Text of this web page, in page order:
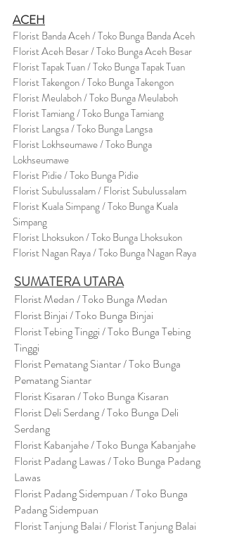
ACEH
Florist Banda Aceh / Toko Bunga Banda Aceh
Florist Aceh Besar / Toko Bunga Aceh Besar
Florist Tapak Tuan / Toko Bunga Tapak Tuan
Florist Takengon / Toko Bunga Takengon
Florist Meulaboh / Toko Bunga Meulaboh
Florist Tamiang / Toko Bunga Tamiang
Florist Langsa / Toko Bunga Langsa
Florist Lokhseumawe / Toko Bunga
Lokhseumawe
Florist Pidie / Toko Bunga Pidie
Florist Subulussalam / Florist Subulussalam
Florist Kuala Simpang / Toko Bunga Kuala
Simpang
Florist Lhoksukon / Toko Bunga Lhoksukon
Florist Nagan Raya / Toko Bunga Nagan Raya
SUMATERA UTARA
Florist Medan / Toko Bunga Medan
Florist Binjai / Toko Bunga Binjai
Florist Tebing Tinggi / Toko Bunga Tebing
Tinggi
Florist Pematang Siantar / Toko Bunga
Pematang Siantar
Florist Kisaran / Toko Bunga Kisaran
Florist Deli Serdang / Toko Bunga Deli
Serdang
Florist Kabanjahe / Toko Bunga Kabanjahe
Florist Padang Lawas / Toko Bunga Padang
Lawas
Florist Padang Sidempuan / Toko Bunga
Padang Sidempuan
Florist Tanjung Balai / Florist Tanjung Balai